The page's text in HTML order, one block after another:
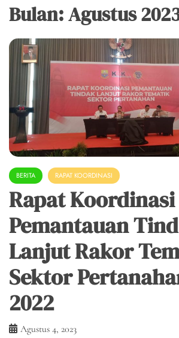
Bulan:Agustus
BERITA RAPAT KOORDINASI
Rapat Koordinasi
Pemantauan
Lanjut Rakor
Sektor
2022
Agustus 4, 2023